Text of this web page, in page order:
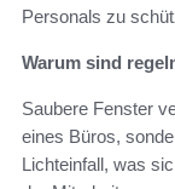
Personals zu
Warum sind
Saubere Fenster
eines Büros,
Lichteinfall, was